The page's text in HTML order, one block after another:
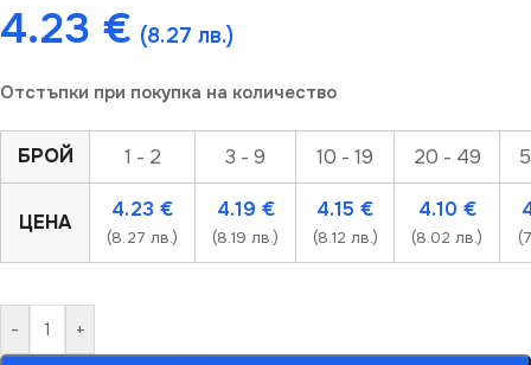
4.23 € (8.27 лв.)
Отстъпки при покупка на количество
БРОЙ 1 - 2 3 - 9 10 - 19 20 - 49
ЦЕНА
4.23 €
(8.27 лв.)
4.19 €
(8.19 лв.)
4.15 €
(8.12 лв.)
4.10 €
(8.02 лв.)
- +